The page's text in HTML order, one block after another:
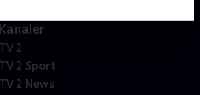
Kanaler
TV 2
TV 2 Sport
TV 2 News